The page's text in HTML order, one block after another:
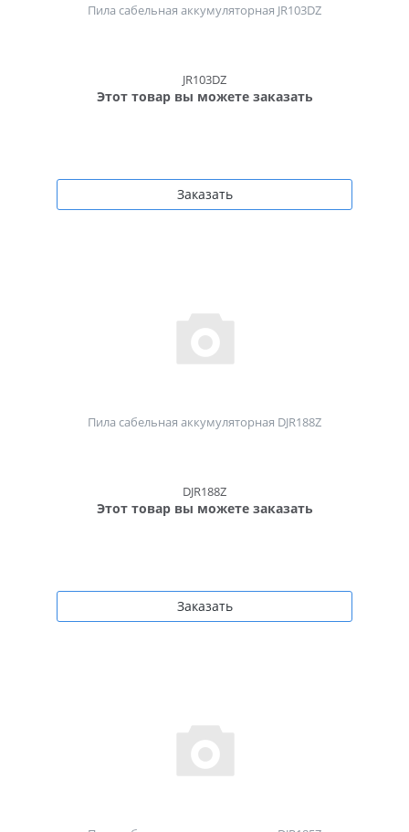
Пила сабельная аккумуляторная JR103DZ
JR103DZ
Этот товар вы можете заказать
Заказать
Пила сабельная аккумуляторная DJR188Z
DJR188Z
Этот товар вы можете заказать
Заказать